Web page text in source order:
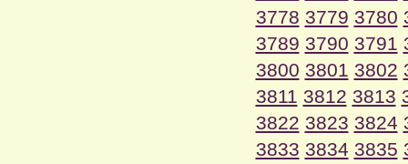
3778 3779 3780
3789 3790 3791
3800 3801 3802
3811 3812 3813
3822 3823 3824
3833 3834 3835